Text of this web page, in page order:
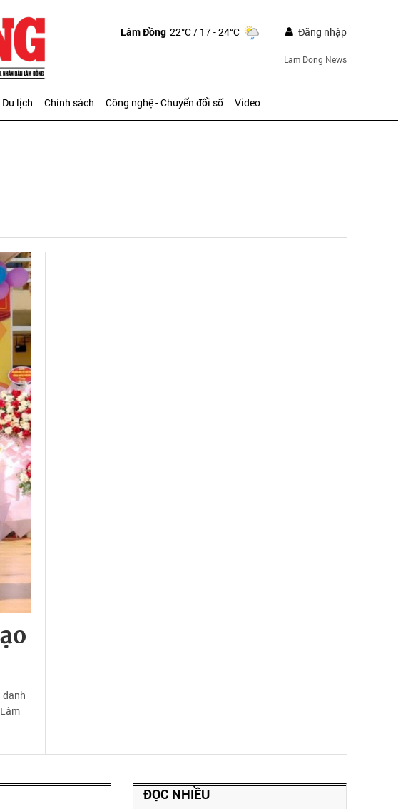
Lâm Đồng 22°C/ 17 - 24°C Đăng nhập
Lam Dong News
Du lịch Chính sách Công nghệ - Chuyển đổi số Video
danh
ĐỌC NHIỀU